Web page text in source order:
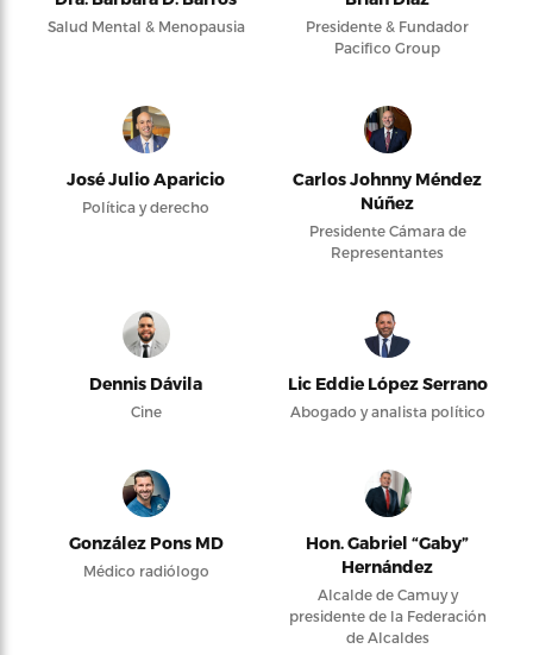
Salud Mental & Menopausia
Presidente & Fundador
Pacifico Group
José Julio Aparicio
Política y derecho
Carlos Johnny Méndez
Núñez
Presidente Cámara de
Representantes
Dennis Dávila
Cine
Lic Eddie López Serrano
Abogado y analista político
González Pons MD
Médico radiólogo
Hon. Gabriel “Gaby”
Hernández
Alcalde de Camuy y
presidente de la Federación
de Alcaldes